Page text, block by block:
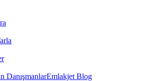
DanışmanlarEmlakjet Blog